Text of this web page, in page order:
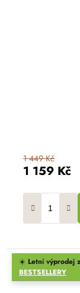
☀️ Letní výprodej
BESTSELLERY
1 159 Kč
1 449 Kč